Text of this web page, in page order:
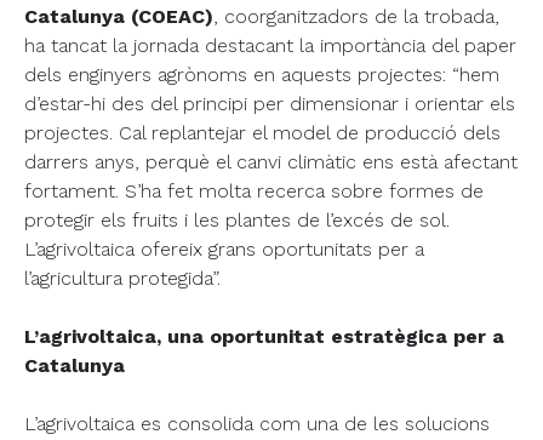
Catalunya (COEAC), coorganitzadors de la trobada,
ha tancat la jornada destacant la importància del paper
dels enginyers agrònoms en aquests projectes: “hem
d’estar-hi des del principi per dimensionar i orientar els
projectes. Cal replantejar el model de producció dels
darrers anys, perquè el canvi climàtic ens està afectant
fortament. S’ha fet molta recerca sobre formes de
protegir els fruits i les plantes de l’excés de sol.
L’agrivoltaica ofereix grans oportunitats per a
l’agricultura protegida”.
L’agrivoltaica, una oportunitat estratègica per a
Catalunya
L’agrivoltaica es consolida com una de les solucions